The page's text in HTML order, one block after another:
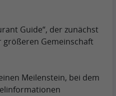
Guide“, der zunächst
Gemeinschaft
Meilenstein, bei dem